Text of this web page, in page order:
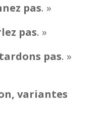
pas. »
pas. »
pas. »
variantes